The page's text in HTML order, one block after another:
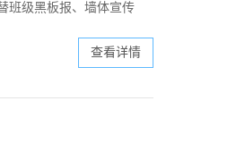
班级黑板报、墙体宣传
查看详情